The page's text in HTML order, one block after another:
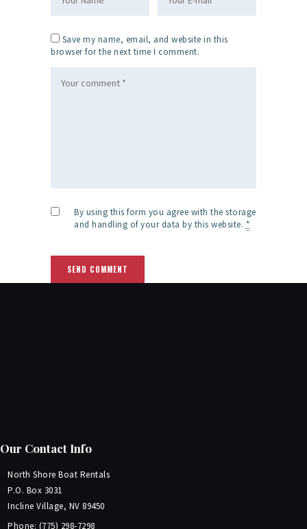
Save my name, email, and website in this
browser for the next time I comment.
By using this form you agree with the storage
and handling of your data by this website. *
Our Contact Info
North Shore Boat Rentals
P.O. Box 3031
Incline Village, NV 89450
Phone: (775) 298-7298